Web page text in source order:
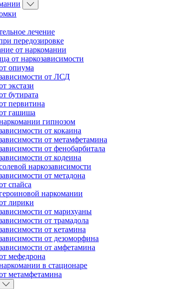
лечение
передозировке
от наркомании
от наркозависимости
опиума
от ЛСД
экстази
бутирата
первитина
гашиша
гипнозом
от кокаина
от метамфетамина
от фенобарбитала
от кодеина
наркозависимости
от метадона
спайса
наркомании
лирики
от марихуаны
от трамадола
от кетамина
от дезоморфина
от амфетамина
мефедрона
в стационаре
метамфетамина